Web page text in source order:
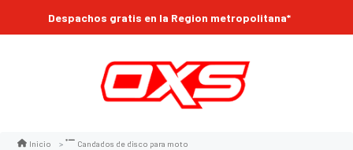
Despachos gratis en la Region metropolitana*
Inicio
Candados de disco para moto